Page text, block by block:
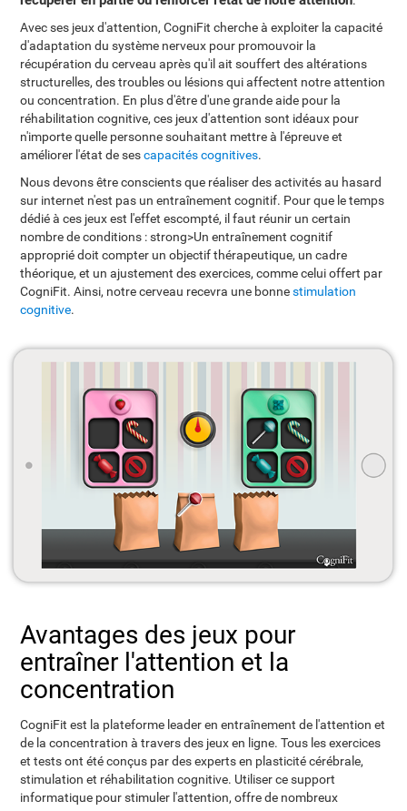
Avec ses jeux d'attention, CogniFit cherche à exploiter la capacité
d'adaptation du système nerveux pour promouvoir la
récupération du cerveau après qu'il ait souffert des altérations
structurelles, des troubles ou lésions qui affectent notre attention
ou concentration. En plus d'être d'une grande aide pour la
réhabilitation cognitive, ces jeux d'attention sont idéaux pour
n'importe quelle personne souhaitant mettre à l'épreuve et
améliorer l'état de sescapacités cognitives.
Nous devons être conscients que réaliser des activités au hasard
sur internet n'est pas un entraînement cognitif. Pour que le temps
dédié à ces jeux est l'effet escompté, il faut réunir un certain
nombre de conditions : strong>Un entraînement cognitif
approprié doit compter un objectif thérapeutique, un cadre
théorique, et un ajustement des exercices, comme celui offert par
CogniFit. Ainsi, notre cerveau recevra une bonnestimulation
cognitive.
Avantages des jeux pour
entraîner l'attention et la
concentration
CogniFit est la plateforme leader en entraînement de l'attention et
de la concentration à travers des jeux en ligne. Tous les exercices
et tests ont été conçus par des experts en plasticité cérébrale,
stimulation et réhabilitation cognitive. Utiliser ce support
informatique pour stimuler l'attention, offre de nombreux